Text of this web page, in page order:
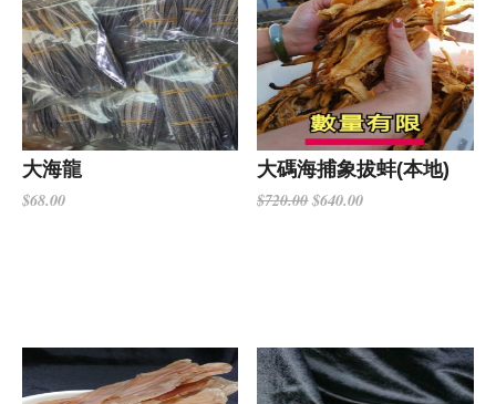
大海龍
$68.00
大碼海捕象拔蚌(本地)
$720.00$640.00